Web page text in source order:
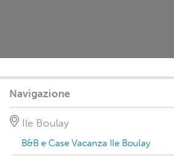
Navigazione
Ile Boulay
B&B e Case Vacanza Ile Boulay